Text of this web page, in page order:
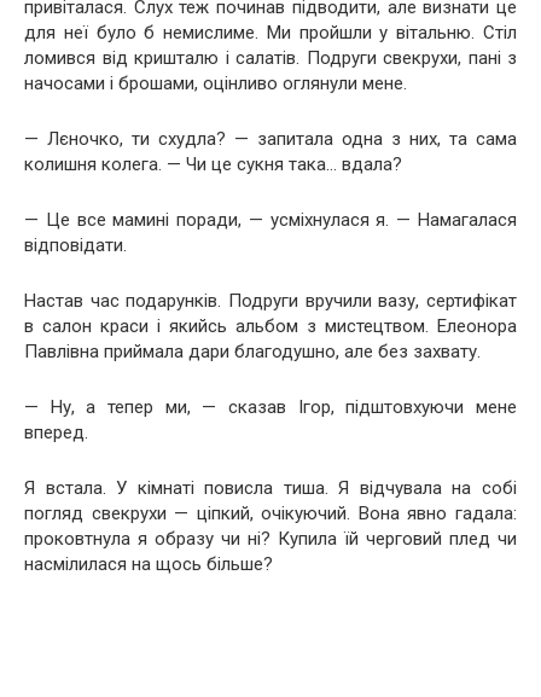
привіталася. Слух теж починав підводити, але визнати це
для неї було б немислиме. Ми пройшли у вітальню. Стіл
ломився від кришталю і салатів. Подруги свекрухи, пані з
начосами і брошами, оцінливо оглянули мене.
— Лєночко, ти схудла? — запитала одна з них, та сама
колишня колега. — Чи це сукня така… вдала?
— Це все мамині поради, — усміхнулася я. — Намагалася
відповідати.
Настав час подарунків. Подруги вручили вазу, сертифікат
в салон краси і якийсь альбом з мистецтвом. Елеонора
Павлівна приймала дари благодушно, але без захвату.
— Ну, а тепер ми, — сказав Ігор, підштовхуючи мене
вперед.
Я встала. У кімнаті повисла тиша. Я відчувала на собі
погляд свекрухи — ціпкий, очікуючий. Вона явно гадала:
проковтнула я образу чи ні? Купила їй черговий плед чи
насмілилася на щось більше?